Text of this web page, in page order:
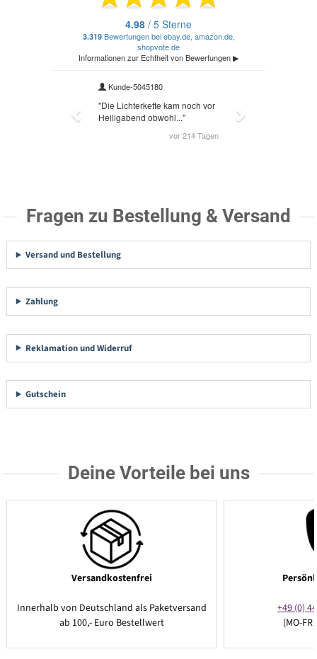
Fragen zu Bestellung & Versand
Versand und Bestellung
Zahlung
Reklamation und Widerruf
Gutschein
Deine Vorteile bei uns
Versandkostenfrei
Innerhalb von Deutschland als Paketversand
ab 100,- Euro Bestellwert
+49 (0)
(MO-